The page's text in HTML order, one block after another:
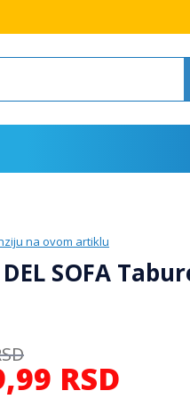
na ovom artiklu
DEL SOFA
RSD